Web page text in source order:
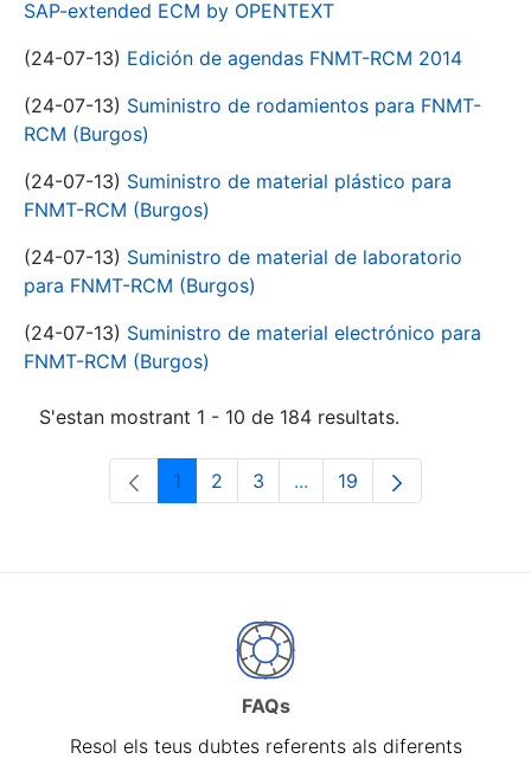
SAP-extended ECM by OPENTEXT
(24-07-13) Edición de agendas FNMT-RCM 2014
(24-07-13) Suministro de rodamientos para FNMT-
RCM (Burgos)
(24-07-13) Suministro de material plástico para
FNMT-RCM (Burgos)
(24-07-13) Suministro de material de laboratorio
para FNMT-RCM (Burgos)
(24-07-13) Suministro de material electrónico para
FNMT-RCM (Burgos)
S'estan mostrant 1 - 10 de 184 resultats.
Pàgina
1 Pàgina
2 Pàgina
3 ...Pàgines intermèdies
Pàgina
19
FAQs
Resol els teus dubtes referents als diferents